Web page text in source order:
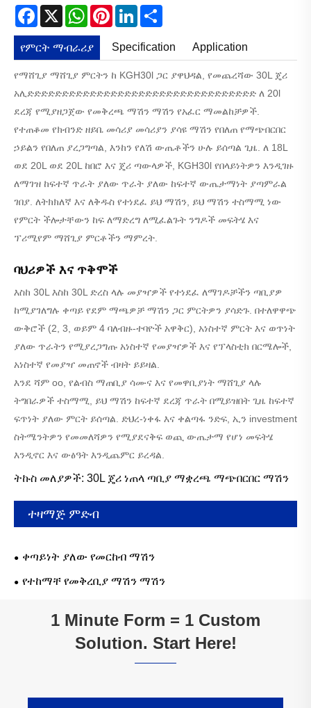
Facebook
X WhatsApp
PinterestLinkedIn
የምርት ማብራሪያ Specification Application
የማሸጊያ ማሸጊያ ምርትን ከ KGH30l ጋር ያዋህዳል, የመጨረሻው 30L ጄሪ
አሊድድድድድድድድድድድድድድድድድድድድድድድድድድድድድድድድድ ለ 20l
ደረጃ የሚያዘጋጀው የመቅረጫ ማሽን ማሽን የአፈር ማመልከቻዎች.
የተጠቆመ የክብንድ ዘይቤ መሳሪያ መሳሪያን ያሳዩ ማሽን የበለጠ የማጭበርበር
ኃይልን የበለጠ ያረጋግጣል, እንከን የለሽ ውጤቶችን ሁሉ ይሰጣል ጊዜ. ለ 18L
ወደ 20L ወደ 20L ከበሮ እና ጄሪ ጣውላዎች, KGH30l የበላይነትዎን እንዲገዙ
ለማገዝ ከፍተኛ ጥራት ያለው ጥራት ያለው ከፍተኛ ውጤታማነት ያጣምራል
ገበያ. ለትክክለኛ እና ለቅዱስ የተነደፈ ይህ ማሽን, ይህ ማሽን ተስማሚ ነው
የምርት ችሎታቸውን ከፍ ለማድረግ ለሚፈልጉት ንግዶች መፍትሄ እና
ፕሪሚየም ማሸጊያ ምርቶችን ማምረት.
ባህሪዎች እና ጥቅሞች
እስከ 30L እስከ 30L ድረስ ላሉ መያዣዎች የተነደፈ ለማገዶቻችን ጣቢያዎ
ከሚያገለግሉ ቀጣይ የደም ማጫዎቻ ማሽን ጋር ምርትዎን ያሳድጉ. በተለዋዋጭ
ውቅሮች (2, 3, ወይም 4 ባለብዙ-ተባዮች አዋቅር), አነስተኛ ምርት እና ወጥነት
ያለው ጥራትን የሚያረጋግጡ አነስተኛ የመያዣዎች እና የፕላስቲክ በርሜሎች,
አነስተኛ የመያዣ መጠኖች ብዛት ይይዛል.
እንደ ሻም oo, የልብስ ማጠቢያ ሳሙና እና የመዋቢያነት ማሸጊያ ላሉ
ትግበራዎች ተስማሚ, ይህ ማሽን ከፍተኛ ደረጃ ጥራት በሚይዝበት ጊዜ ከፍተኛ
ፍጥነት ያለው ምርት ይሰጣል. ድህረ-ነቀፋ እና ቀልጣፋ ንድፍ, ኢን investment
ስትሜንትዎን የመመለሻዎን የሚያደናቅፍ ወጪ ውጤታማ የሆነ መፍትሄ
እንዲኖር እና ውፅዓት እንዲጨምር ይረዳል.
ትኩስ መለያዎች: 30L ጄሪ ነጠላ ጣቢያ ማቋረጫ ማጭበርበር ማሽን
ተዛማጅ ምድብ
ቀጣይነት ያለው የመርከብ ማሽን
የተከማቸ የመቅረቢያ ማሽን ማሽን
1 Minute Form = 1 Custom
Solution. Start Here!